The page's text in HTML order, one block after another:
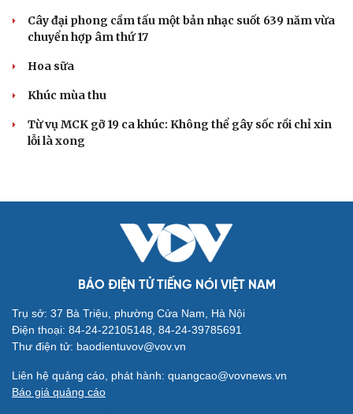
Cây đại phong cầm tấu một bản nhạc suốt 639 năm vừa
chuyển hợp âm thứ 17
Hoa sữa
Khúc mùa thu
Từ vụ MCK gỡ 19 ca khúc: Không thể gây sốc rồi chỉ xin
lỗi là xong
BÁO ĐIỆN TỬ TIẾNG NÓI VIỆT NAM
Trụ sở: 37 Bà Triệu, phường Cửa Nam, Hà Nội
Điện thoại: 84-24-22105148, 84-24-39785691
Thư điện tử: baodientuvov@vov.vn
Liên hệ quảng cáo, phát hành: quangcao@vovnews.vn
Báo giá quảng cáo